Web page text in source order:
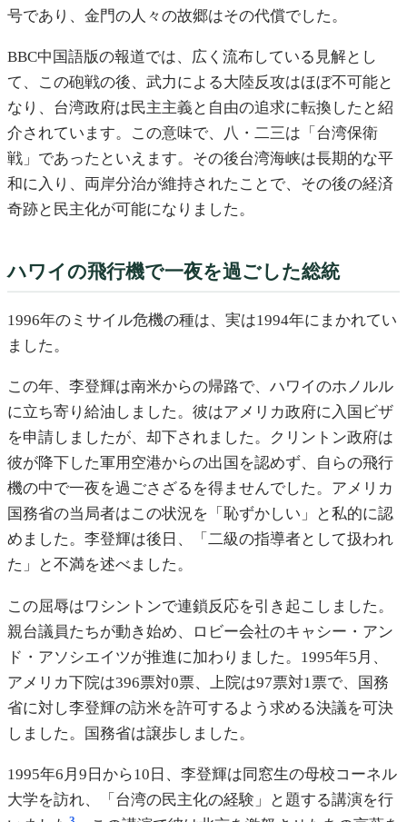
号であり、金門の人々の故郷はその代償でした。
BBC中国語版の報道では、広く流布している見解とし
て、この砲戦の後、武力による大陸反攻はほぼ不可能と
なり、台湾政府は民主主義と自由の追求に転換したと紹
介されています。この意味で、八・二三は「台湾保衛
戦」であったといえます。その後台湾海峡は長期的な平
和に入り、両岸分治が維持されたことで、その後の経済
奇跡と民主化が可能になりました。
ハワイの飛行機で一夜を過ごした総統
1996年のミサイル危機の種は、実は1994年にまかれてい
ました。
この年、李登輝は南米からの帰路で、ハワイのホノルル
に立ち寄り給油しました。彼はアメリカ政府に入国ビザ
を申請しましたが、却下されました。クリントン政府は
彼が降下した軍用空港からの出国を認めず、自らの飛行
機の中で一夜を過ごさざるを得ませんでした。アメリカ
国務省の当局者はこの状況を「恥ずかしい」と私的に認
めました。李登輝は後日、「二級の指導者として扱われ
た」と不満を述べました。
この屈辱はワシントンで連鎖反応を引き起こしました。
親台議員たちが動き始め、ロビー会社のキャシー・アン
ド・アソシエイツが推進に加わりました。1995年5月、
アメリカ下院は396票対0票、上院は97票対1票で、国務
省に対し李登輝の訪米を許可するよう求める決議を可決
しました。国務省は譲歩しました。
1995年6月9日から10日、李登輝は同窓生の母校コーネル
大学を訪れ、「台湾の民主化の経験」と題する講演を行